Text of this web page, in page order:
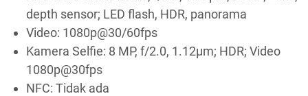
depth sensor; LED flash, HDR, panorama
Video: 1080p@30/60fps
Kamera Selfie: 8 MP, f/2.0, 1.12µm; HDR; Video
1080p@30fps
NFC: Tidak ada